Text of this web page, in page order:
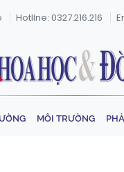
Hotline: 0327.216.216
MÔI TRƯỜNG